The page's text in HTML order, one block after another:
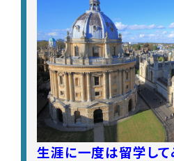
生涯に一度は留学して